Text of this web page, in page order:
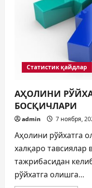
Статистик қайдлар
АҲОЛИНИ
БОСҚИЧЛАРИ
admin 7 ноября,
Аҳолини рўйхатга
халқаро
тажрибасидан
рўйхатга олишга...